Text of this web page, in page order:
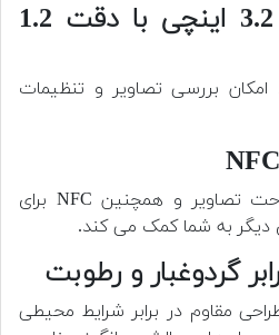
6. صفحه نمایش 3.2 اینچی با دقت 1.2
بررسی تصاویر و تنظیمات
اتصال Wi-Fi برای انتقال راحت تصاویر و همچنین NFC برای
دیگر به شما کمک می کند.
مقاوم در برابر شرایط محیطی